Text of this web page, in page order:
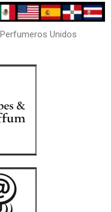
Unidos